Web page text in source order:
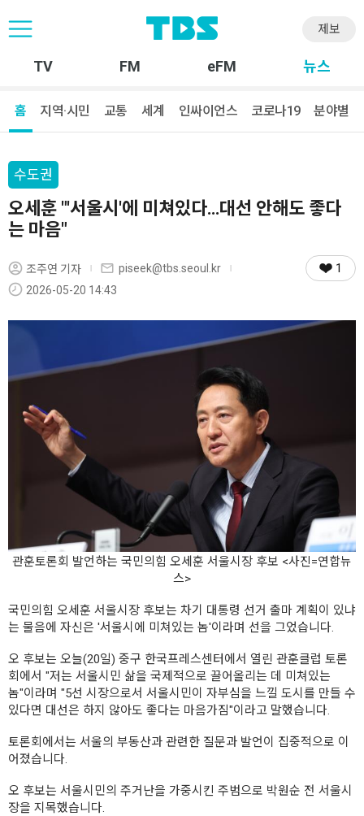
제보
TV FM eFM 뉴스
홈 지역·시민 교통 세계 인싸이언스 코로나19 분야별
수도권
오세훈 "'서울시'에 미쳐있다…대선 안해도 좋다
는 마음"
조주연 기자
piseek@tbs.seoul.kr
2026-05-20 14:43
1
관훈토론회 발언하는 국민의힘 오세훈 서울시장 후보 <사진=연합뉴
스>
국민의힘 오세훈 서울시장 후보는 차기 대통령 선거 출마 계획이 있냐
는 물음에 자신은 '서울시에 미쳐있는 놈'이라며 선을 그었습니다.
오 후보는 오늘(20일) 중구 한국프레스센터에서 열린 관훈클럽 토론
회에서 "저는 서울시민 삶을 국제적으로 끌어올리는 데 미쳐있는
놈"이라며 "5선 시장으로서 서울시민이 자부심을 느낄 도시를 만들 수
있다면 대선은 하지 않아도 좋다는 마음가짐"이라고 말했습니다.
토론회에서는 서울의 부동산과 관련한 질문과 발언이 집중적으로 이
어졌습니다.
오 후보는 서울시민의 주거난을 가중시킨 주범으로 박원순 전 서울시
장을 지목했습니다.